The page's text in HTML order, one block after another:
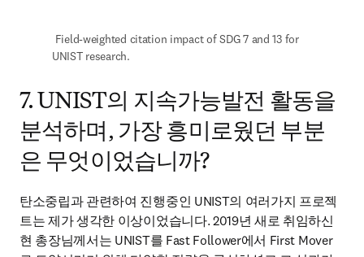
UNIST research.
7. UNIST의 지속가능발전 활동을
분석하며, 가장 흥미로웠던 부분
은 무엇이었습니까?
탄소중립과 관련하여 진행중인 UNIST의 여러가지 프로젝
트는 제가 생각한 이상이었습니다. 2019년 새로 취임하신
현 총장님께서는 UNIST를 Fast Follower에서 First Mover